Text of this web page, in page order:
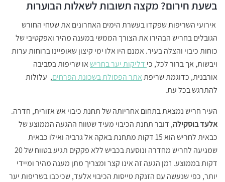
בשעת חירום? מקצה תשובות לשאלות הבוערות
אירועי השריפות שפקדו בעשרת הימים האחרונים את שטחי החורש
הגובלים בחריש הבהירו את הצורך הממשי במענה מהיר ואפקטיבי של
כוחות כיבוי והצלה בעיר. אמנם היו אלו ימי קיצון שאופיינו ברוחות ערות
ויבשות, אך ברור לכל, כי דליקות יער בחריש או שריפות בסביבה
אורבנית, כדוגמת שריפתאתר הפסולת בשכונת הפרחים, עלולות
להתרגש בכל עת.
העיר חריש נמצאת בתחום אחריותה של תחנת כיבוי אש אזורית, חדרה.
אלעד בוסקילה, דובר תחנת הכיבוי מעיד שטווח ההגעה הממוצע של
כבאית לחריש הוא 15 דקות מתחנת באקה אל גרביה ואילו כבאית
שמגיעה לחריש מחדרה ונוסעת בכביש ללא פקקים תגיע בטווח של 20
דקות בממוצע. זמן הגעה זה אינו קצר ומצריך מתן מענה מהיר ומיידי
יותר, כפי שנעשה עם הזנקת טייסות הכיבוי אלעד, שכיכבו בשריפות יער